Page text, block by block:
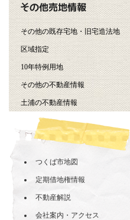
その他の既存宅地・旧宅造法地
区域指定
10年特例用地
その他の不動産情報
土浦の不動産情報
つくば市地図
定期借地権情報
不動産解説
会社案内・アクセス